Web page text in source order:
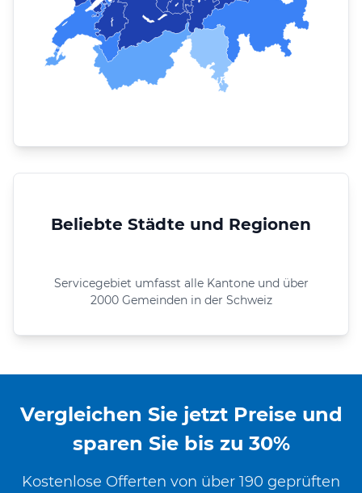
Beliebte Städte und Regionen
Servicegebiet umfasst alle Kantone und über
2000 Gemeinden in der Schweiz
Vergleichen Sie jetzt Preise und
sparen Sie bis zu 30%
Kostenlose Offerten von über 190 geprüften